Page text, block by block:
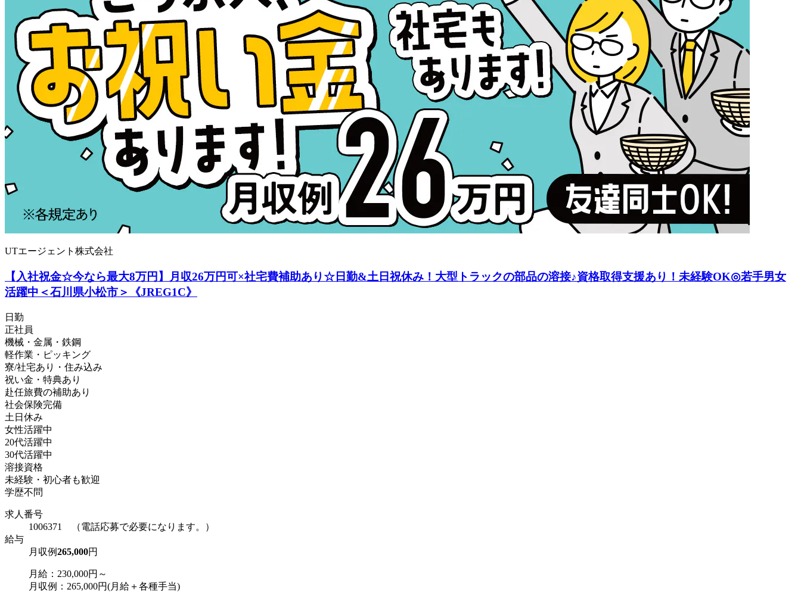
UTエージェント株式会社
【入社祝金☆今なら最大8万円】月収26万円可×社宅費補助あり☆日勤&土日祝休み！大型トラックの部品の溶接♪資格取得支援あり！未経験OK◎若手男女
活躍中＜石川県小松市＞《JREG1C》
日勤
正社員
機械・金属・鉄鋼
軽作業・ピッキング
寮/社宅あり・住み込み
祝い金・特典あり
赴任旅費の補助あり
社会保険完備
土日休み
女性活躍中
20代活躍中
30代活躍中
溶接資格
未経験・初心者も歓迎
学歴不問
求人番号
1006371 （電話応募で必要になります。）
給与
月収例265,000円
月給：230,000円～
月収例：265,000円(月給＋各種手当)